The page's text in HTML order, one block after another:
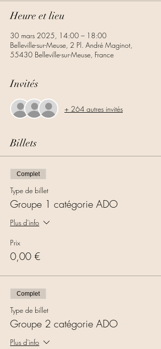
Heure et lieu
30 mars 2025, 14:00 – 18:00
Belleville-sur-Meuse, 2 Pl. André Maginot,
55430 Belleville-sur-Meuse, France
Invités
+ 264 autres invités
Billets
Complet
Type de billet
Groupe 1 catégorie ADO
Plus d'info
Prix
0,00 €
Complet
Type de billet
Groupe 2 catégorie ADO
Plus d'info